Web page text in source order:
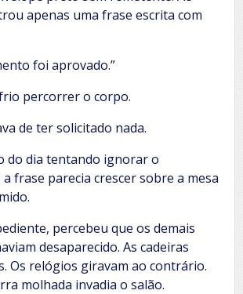
apenas uma frase escrita com
foi aprovado.”
percorrer o corpo.
de ter solicitado nada.
do dia tentando ignorar o
frase parecia crescer sobre a mesa
percebeu que os demais
desaparecido. As cadeiras
Os relógios giravam ao contrário.
molhada invadia o salão.